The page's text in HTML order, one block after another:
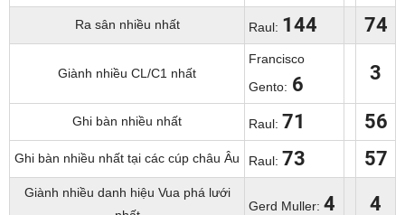
Ra sân nhiều nhất Raul: 144 74
Giành nhiều CL/C1 nhất
Francisco
Gento: 6
3
Ghi bàn nhiều nhất Raul: 71 56
Ghi bàn nhiều nhất tại các cúp châu Âu Raul: 73 57
Giành nhiều danh hiệu Vua phá lưới
Gerd Muller: 4 4